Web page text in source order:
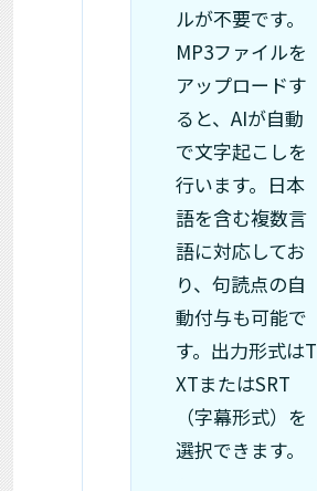
ルが不要です。
MP3ファイルを
アップロードす
ると、AIが自動
で文字起こしを
行います。日本
語を含む複数言
語に対応してお
り、句読点の自
動付与も可能で
す。出力形式はT
XTまたはSRT
（字幕形式）を
選択できます。